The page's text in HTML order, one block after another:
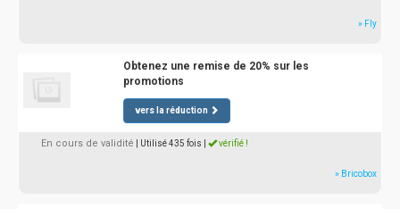
» Fly
Obtenez une remise de 20% sur les
promotions
vers la réduction
En cours de validité | Utilisé 435 fois vérifié !
» Bricobox